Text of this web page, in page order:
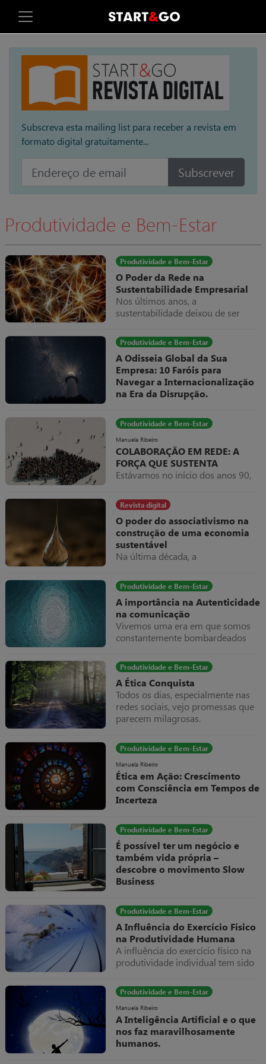
Subscreva esta mailing list para receber a revista em
formato digital gratuitamente...
Subscrever
Produtividade e Bem-Estar
Produtividade e Bem-Estar
O Poder da Rede na
Sustentabilidade Empresarial
Nos últimos anos, a
sustentabilidade deixou de ser
reputacional para se tornar uma
estratégia central de
competitividade.
Produtividade e Bem-Estar
A Odisseia Global da Sua
Empresa: 10 Faróis para
Navegar a Internacionalização
na Era da Disrupção.
a internacionalização deixou de ser
uma mera opção estratégica para
as PME’s portuguesas, para se
tornar um imperativo categórico,
uma verdadeira prova de fogo à
resiliência e visão de futuro de
Produtividade e Bem-Estar
Manuela Ribeiro
COLABORAÇÃO EM REDE: A
FORÇA QUE SUSTENTA
Estávamos no início dos anos 90,
dificuldade de distribuição nos
mercados internacionais,
dominados por países já
consagrados como França, Itália e
Espanha e pelos recém-chegados
países do “novo Mundo”, como
Argentina e Estados Unidos –
Califórnia e é neste
enquadramento, que as sete
maiores empresas de vinhos
nacionais resolveram criar o grupo
G7 Vinhos.
Revista digital
O poder do associativismo na
construção de uma economia
sustentável
Na última década, a
tendência para se afirmar como
um dos maiores motores de
transformação dos negócios e da
economia global.
Produtividade e Bem-Estar
A importância na Autenticidade
na comunicação
Vivemos uma era em que somos
constantemente bombardeados
publicações, discursos, campanhas,
anúncios – todos querem a nossa
atenção.
Produtividade e Bem-Estar
A Ética Conquista
Todos os dias, especialmente nas
redes sociais, vejo promessas que
parecem milagrosas.
Produtividade e Bem-Estar
Manuela Ribeiro
Ética em Ação: Crescimento
com Consciência em Tempos de
Incerteza
transparência na gestão das
empresas é algo cada vez mais
importante para o seu
posicionamento no mercado.
Produtividade e Bem-Estar
É possível ter um negócio e
também vida própria –
descobre o movimento Slow
Business
Produtividade e Bem-Estar
A Influência do Exercício Físico
na Produtividade Humana
A influência do exercício físico na
produtividade individual tem sido
nível global ao longo dos últimos
anos.
Produtividade e Bem-Estar
Manuela Ribeiro
A Inteligência Artificial e o que
nos faz maravilhosamente
humanos.